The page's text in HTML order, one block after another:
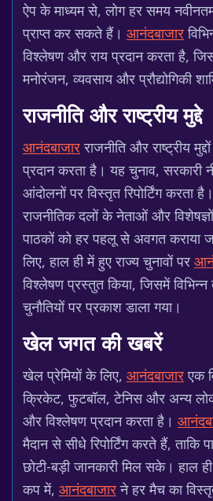
ऐप के माध्यम से, लोग हर समय
प्राप्त कर सकते हैं। आनंदबाजार
विश्लेषण और राय प्रदान करता है,
मनोरंजन, व्यवसाय और प्रौद्योगिकी
राजनीति और राष्ट्रीय मुद्दे
आनंदबाजारराजनीति और राष्ट्रीय
प्रदान करता है। यह चुनाव, सरकारी
आंदोलनों पर विस्तृत रिपोर्टिंग करता
राजनीतिक दलों के नेताओं और
पाठकों को हर पहलू से अवगत कराया
लिए, हाल ही में हुए राज्य चुनावों पर
विश्लेषण प्रस्तुत किया, जिसमें
चुनौतियों पर प्रकाश डाला गया।
खेल जगत की खबरें
खेल प्रेमियों के लिए, आनंदबाजारएक
क्रिकेट, फुटबॉल, टेनिस और अन्य
और विश्लेषण प्रदान करता है।
मैदान से सीधे रिपोर्टिंग करते हैं, ताकि
छोटी-बड़ी जानकारी मिल सके। हाल
कप में, आनंदबाजारने हर मैच का